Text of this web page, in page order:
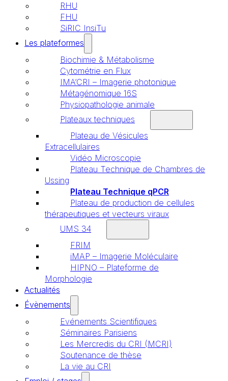
RHU
FHU
SiRIC InsiTu
Les plateformes
Biochimie & Métabolisme
Cytométrie en Flux
IMA’CRI – Imagerie photonique
Métagénomique 16S
Physiopathologie animale
Plateaux techniques
Plateau de Vésicules
Extracellulaires
Vidéo Microscopie
Plateau Technique de Chambres de
Ussing
Plateau Technique qPCR
Plateau de production de cellules
thérapeutiques et vecteurs viraux
UMS 34
FRIM
iMAP – Imagerie Moléculaire
HIPNO – Plateforme de
Morphologie
Actualités
Évènements
Evénements Scientifiques
Séminaires Parisiens
Les Mercredis du CRI (MCRI)
Soutenance de thèse
La vie au CRI